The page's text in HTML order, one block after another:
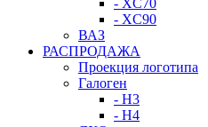
- XC70
- XC90
ВАЗ
РАСПРОДАЖА
Проекция логотипа
Галоген
- H3
- H4